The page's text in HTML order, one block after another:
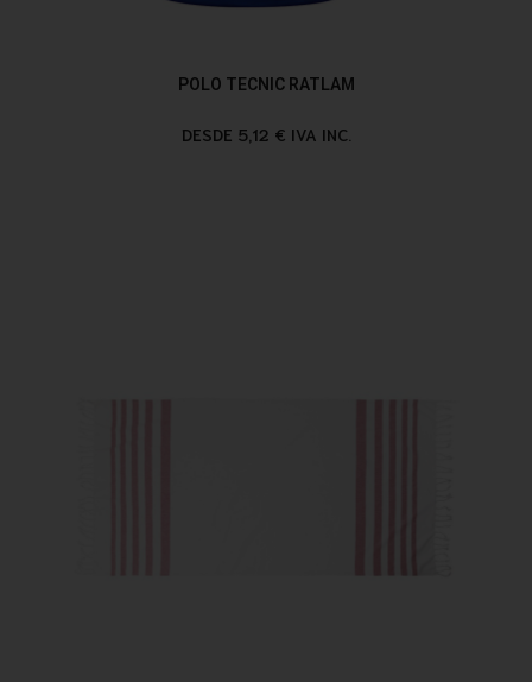
POLO TECNIC RATLAM
DESDE 5,12 € IVA INC.